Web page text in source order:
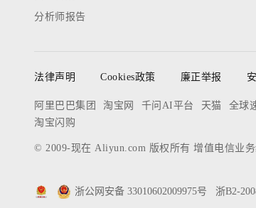
分析师报告
法律声明 Cookies政策 廉正举报
阿里巴巴集团 淘宝网 千问AI平台 天猫 全球
淘宝闪购
© 2009-现在 Aliyun.com 版权所有 增值电信业务
浙公网安备 33010602009975号 浙B2-